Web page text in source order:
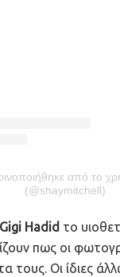
από το
(@shaymitchell)
Hadid το
πως οι
τους. Οι ίδιες